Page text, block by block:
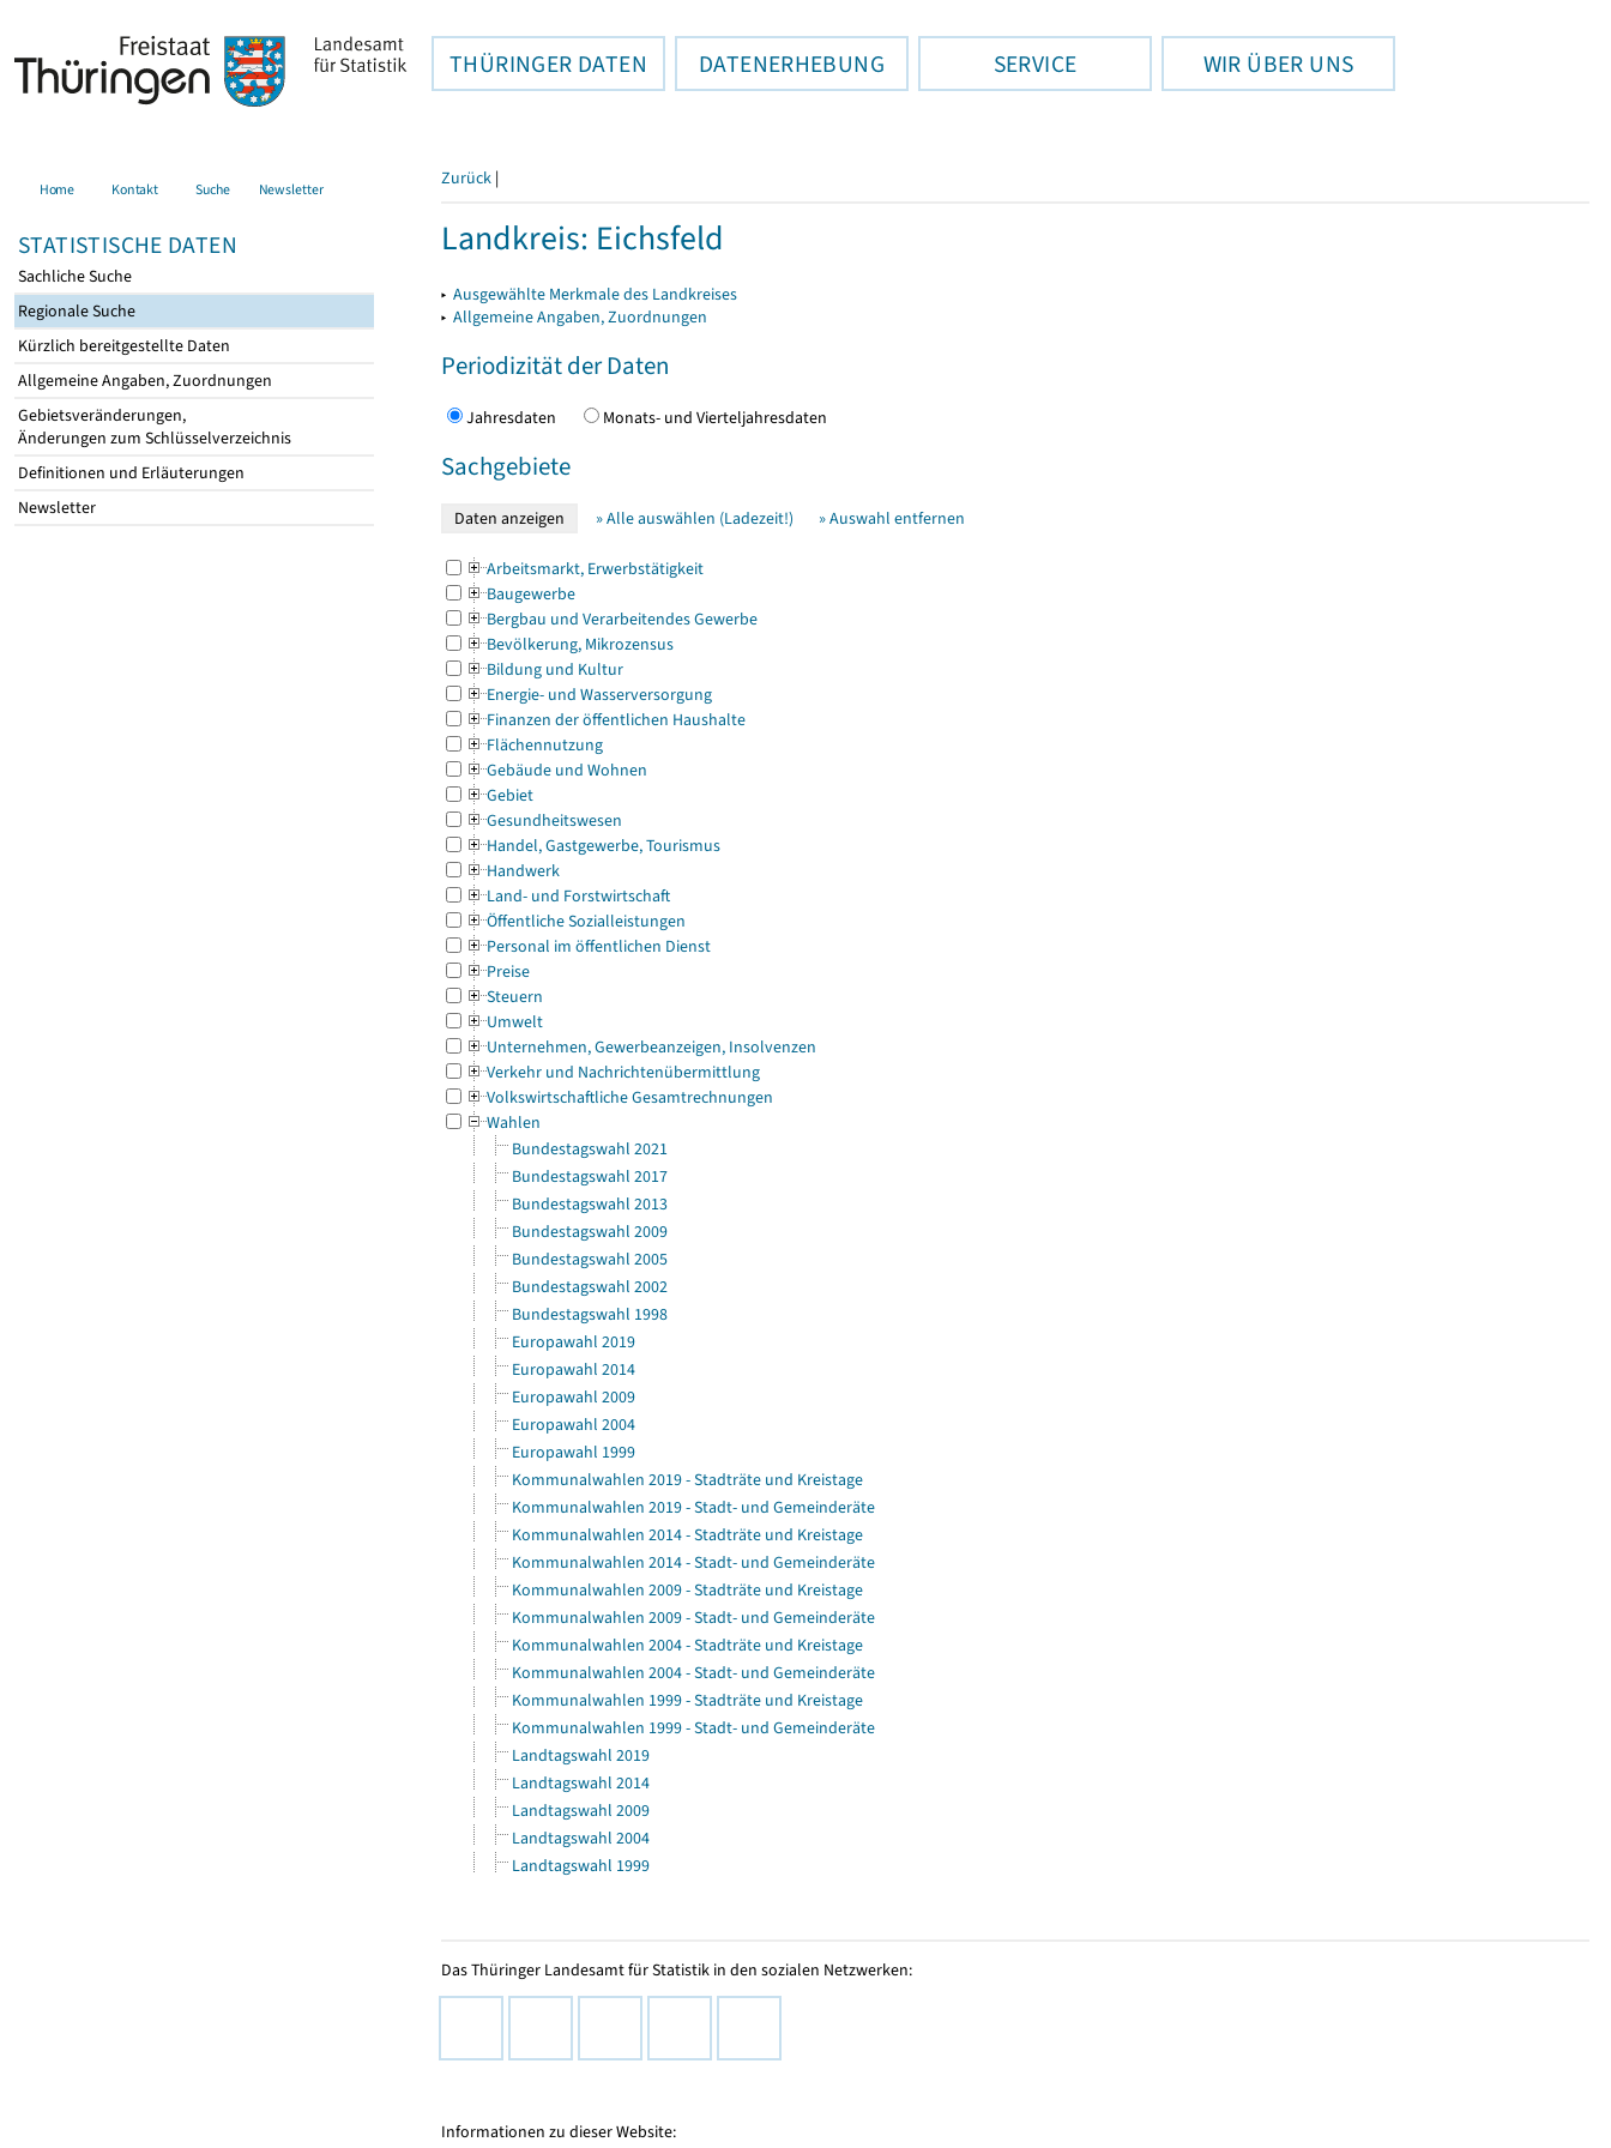
THÜRINGER DATEN DATENERHEBUNG SERVICE WIR ÜBER UNS
Home Kontakt Suche Newsletter
STATISTISCHE DATEN
Sachliche Suche
Regionale Suche
Kürzlich bereitgestellte Daten
Allgemeine Angaben, Zuordnungen
Gebietsveränderungen,
Änderungen zum Schlüsselverzeichnis
Definitionen und Erläuterungen
Newsletter
Zurück |
Landkreis: Eichsfeld
▸ Ausgewählte Merkmale des Landkreises
▸ Allgemeine Angaben, Zuordnungen
Periodizität der Daten
Jahresdaten Monats- und Vierteljahresdaten
Sachgebiete
» Alle auswählen (Ladezeit!) » Auswahl entfernen
Arbeitsmarkt, Erwerbstätigkeit
Baugewerbe
Bergbau und Verarbeitendes Gewerbe
Bevölkerung, Mikrozensus
Bildung und Kultur
Energie- und Wasserversorgung
Finanzen der öffentlichen Haushalte
Flächennutzung
Gebäude und Wohnen
Gebiet
Gesundheitswesen
Handel, Gastgewerbe, Tourismus
Handwerk
Land- und Forstwirtschaft
Öffentliche Sozialleistungen
Personal im öffentlichen Dienst
Preise
Steuern
Umwelt
Unternehmen, Gewerbeanzeigen, Insolvenzen
Verkehr und Nachrichtenübermittlung
Volkswirtschaftliche Gesamtrechnungen
Wahlen
Bundestagswahl 2021
Bundestagswahl 2017
Bundestagswahl 2013
Bundestagswahl 2009
Bundestagswahl 2005
Bundestagswahl 2002
Bundestagswahl 1998
Europawahl 2019
Europawahl 2014
Europawahl 2009
Europawahl 2004
Europawahl 1999
Kommunalwahlen 2019 - Stadträte und Kreistage
Kommunalwahlen 2019 - Stadt- und Gemeinderäte
Kommunalwahlen 2014 - Stadträte und Kreistage
Kommunalwahlen 2014 - Stadt- und Gemeinderäte
Kommunalwahlen 2009 - Stadträte und Kreistage
Kommunalwahlen 2009 - Stadt- und Gemeinderäte
Kommunalwahlen 2004 - Stadträte und Kreistage
Kommunalwahlen 2004 - Stadt- und Gemeinderäte
Kommunalwahlen 1999 - Stadträte und Kreistage
Kommunalwahlen 1999 - Stadt- und Gemeinderäte
Landtagswahl 2019
Landtagswahl 2014
Landtagswahl 2009
Landtagswahl 2004
Landtagswahl 1999
Das Thüringer Landesamt für Statistik in den sozialen Netzwerken:
Informationen zu dieser Website: